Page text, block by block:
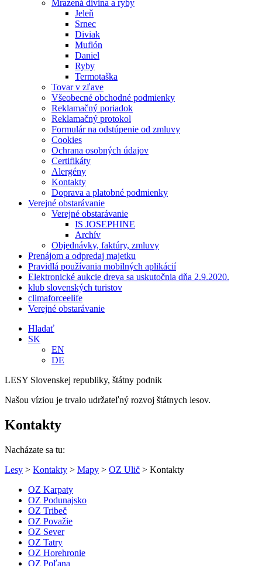
Mrazená divina a ryby
Jeleň
Srnec
Diviak
Muflón
Daniel
Ryby
Termotaška
Tovar v zľave
Všeobecné obchodné podmienky
Reklamačný poriadok
Reklamačný protokol
Formulár na odstúpenie od zmluvy
Cookies
Ochrana osobných údajov
Certifikáty
Alergény
Kontakty
Doprava a platobné podmienky
Verejné obstarávanie
Verejné obstarávanie
IS JOSEPHINE
Archív
Objednávky, faktúry, zmluvy
Prenájom a odpredaj majetku
Pravidlá používania mobilných aplikácií
Elektronické aukcie dreva sa uskutočnia dňa 2.9.2020.
klub slovenských turistov
climaforceelife
Verejné obstarávanie
Hladať
SK
EN
DE
LESY Slovenskej republiky, štátny podnik
Našou víziou je trvalo udržateľný rozvoj štátnych lesov.
Kontakty
Nacházate sa tu:
Lesy > Kontakty > Mapy > OZ Ulič > Kontakty
OZ Karpaty
OZ Podunajsko
OZ Tribeč
OZ Považie
OZ Sever
OZ Tatry
OZ Horehronie
OZ Poľana